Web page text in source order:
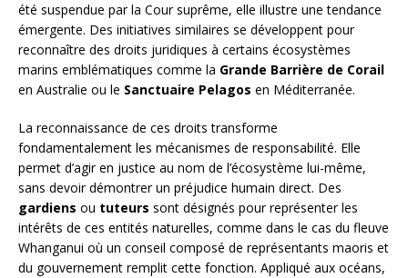
été suspendue par la Cour suprême, elle illustre une tendance
émergente. Des initiatives similaires se développent pour
reconnaître des droits juridiques à certains écosystèmes
marins emblématiques comme la Grande Barrière de Corail
en Australie ou le Sanctuaire Pelagos en Méditerranée.
La reconnaissance de ces droits transforme
fondamentalement les mécanismes de responsabilité. Elle
permet d’agir en justice au nom de l’écosystème lui-même,
sans devoir démontrer un préjudice humain direct. Des
gardiens ou tuteurs sont désignés pour représenter les
intérêts de ces entités naturelles, comme dans le cas du fleuve
Whanganui où un conseil composé de représentants maoris et
du gouvernement remplit cette fonction. Appliqué aux océans,